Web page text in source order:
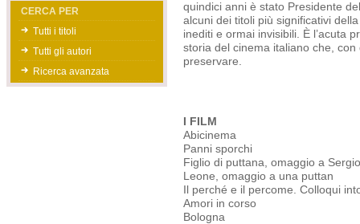
CERCA PER
Tutti i titoli
Tutti gli autori
Ricerca avanzata
quindici anni è stato Presidente
alcuni dei titoli più significativi
inediti e ormai invisibili. È l’acuta
storia del cinema italiano che,
preservare.
I FILM
Abicinema
Panni sporchi
Figlio di puttana, omaggio a
Leone, omaggio a una puttan
Il perché e il percome. Colloqui
Amori in corso
Bologna